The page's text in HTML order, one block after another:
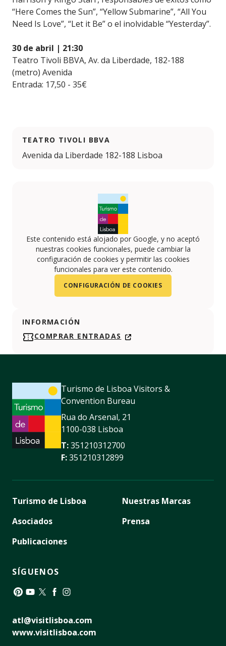
“Here Comes the Sun”, “Yellow Submarine”, “All You
Need Is Love”, “Let it Be” o el inolvidable “Yesterday”.
30 de abril | 21:30
Teatro Tivoli BBVA, Av. da Liberdade, 182-188
(metro) Avenida
Entrada: 17,50 - 35€
TEATRO TIVOLI BBVA
Avenida da Liberdade 182-188 Lisboa
Este contenido está alojado por Google, y no aceptó
nuestras cookies funcionales, puede cambiar la
configuración de cookies y permitir las cookies
funcionales para ver este contenido.
CONFIGURACIÓN DE COOKIES
INFORMACIÓN
COMPRAR ENTRADAS
Turismo de Lisboa Visitors &
Convention Bureau
Rua do Arsenal, 21
1100-038 Lisboa
T:351210312700
F:351210312899
Turismo de Lisboa
Asociados
Publicaciones
Nuestras Marcas
Prensa
SÍGUENOS
atl@visitlisboa.com
www.visitlisboa.com